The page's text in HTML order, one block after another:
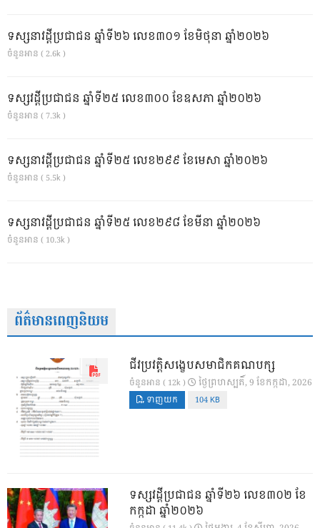
ទស្សនាវដ្ដីប្រជាជន ឆ្នាំទី២៦ លេខ៣០១ ខែមិថុនា ឆ្នាំ២០២៦
ចំនួនអាន ( 2.6k )
ទស្សវដ្តីប្រជាជន ឆ្នាំទី២៥ លេខ៣០០ ខែឧសភា ឆ្នាំ២០២៦
ចំនួនអាន ( 7.3k )
ទស្សនាវដ្ដីប្រជាជន ឆ្នាំទី២៥ លេខ២៩៩ ខែមេសា ឆ្នាំ២០២៦
ចំនួនអាន ( 5.5k )
ទស្សនាវដ្ដីប្រជាជន ឆ្នាំទី២៥ លេខ២៩៨ ខែមីនា ឆ្នាំ២០២៦
ចំនួនអាន ( 10.3k )
ព័ត៌មានពេញនិយម
ជីវប្រវត្តិសង្ខេបសមាជិកគណបក្ស
ចំនួនអាន ( 12k ) ថ្ងៃ​ព្រហស្បតិ៍, 9 ខែ​កក្កដា, 2026
ទាញយក 104 KB
ទស្សវដ្តីប្រជាជន ឆ្នាំទី២៦ លេខ៣០២ ខែ
កក្កដា ឆ្នាំ២០២៦